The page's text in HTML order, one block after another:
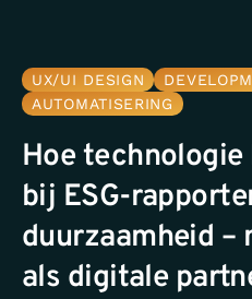
UX/UI DESIGN
AUTOMATISERING
Hoe
bij ESG-
duurzaamheid –
als digitale